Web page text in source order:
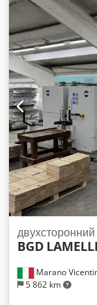
справа и
справа и слева.
и слева.
Инвертор на
мм. Отключение
башмака ленты
деталей.
Dkjdszfprkepfx
Marano
5 862 km
BGD